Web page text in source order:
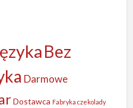
Bez
Darmowe
Dostawca Fabryka czekolady